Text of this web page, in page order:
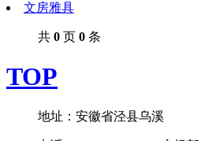
文房雅具
共 0 页 0 条
TOP
地址：安徽省泾县乌溪